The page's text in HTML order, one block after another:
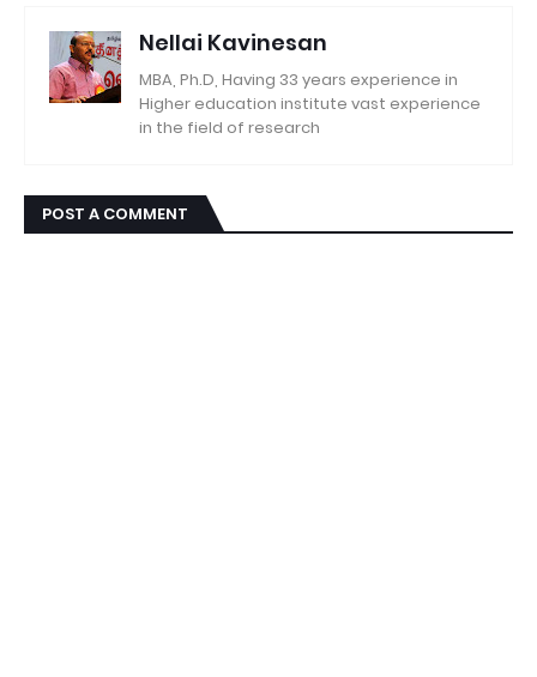
Nellai Kavinesan
MBA, Ph.D, Having 33 years experience in
Higher education institute vast experience
in the field of research
POST A COMMENT